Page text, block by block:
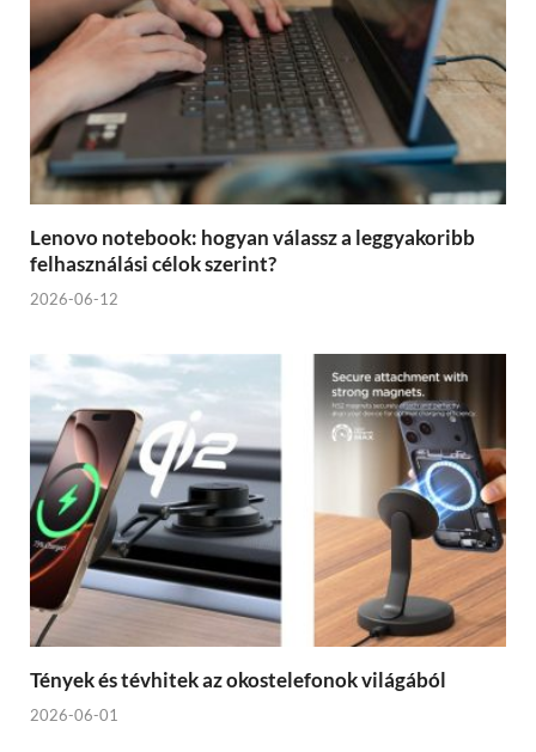
Lenovo notebook: hogyan válassz a leggyakoribb
felhasználási célok szerint?
2026-06-12
Tények és tévhitek az okostelefonok világából
2026-06-01